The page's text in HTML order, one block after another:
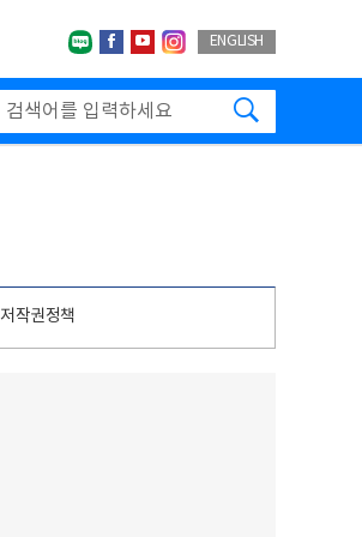
네이버블로그
페이스북
유투브인스타그랩
ENGLISH
저작권정책